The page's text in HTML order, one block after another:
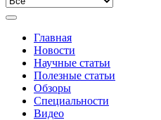
Главная
Новости
Научные статьи
Полезные статьи
Обзоры
Специальности
Видео